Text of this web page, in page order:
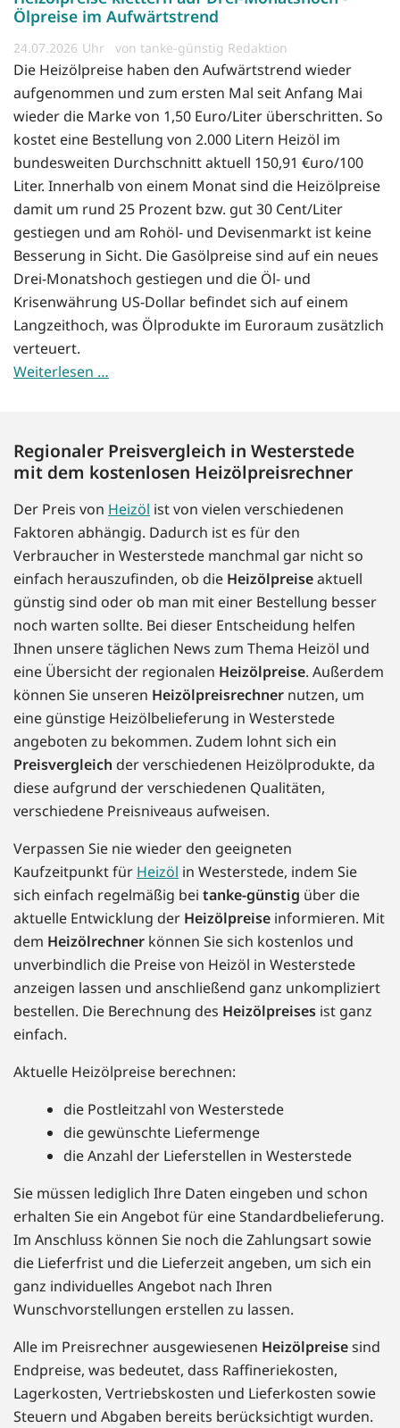
Ölpreise im Aufwärtstrend
24.07.2026 von tanke-günstig Redaktion
Die Heizölpreise haben den Aufwärtstrend wieder
aufgenommen und zum ersten Mal seit Anfang Mai
wieder die Marke von 1,50 Euro/Liter überschritten. So
kostet eine Bestellung von 2.000 Litern Heizöl im
bundesweiten Durchschnitt aktuell 150,91 €uro/100
Liter. Innerhalb von einem Monat sind die Heizölpreise
damit um rund 25 Prozent bzw. gut 30 Cent/Liter
gestiegen und am Rohöl- und Devisenmarkt ist keine
Besserung in Sicht. Die Gasölpreise sind auf ein neues
Drei-Monatshoch gestiegen und die Öl- und
Krisenwährung US-Dollar befindet sich auf einem
Langzeithoch, was Ölprodukte im Euroraum zusätzlich
verteuert.
Weiterlesen …
Regionaler Preisvergleich in Westerstede
mit dem kostenlosen Heizölpreisrechner
Der Preis von Heizöl ist von vielen verschiedenen
Faktoren abhängig. Dadurch ist es für den
Verbraucher in Westerstede manchmal gar nicht so
einfach herauszufinden, ob die Heizölpreiseaktuell
günstig sind oder ob man mit einer Bestellung besser
noch warten sollte. Bei dieser Entscheidung helfen
Ihnen unsere täglichen News zum Thema Heizöl und
eine Übersicht der regionalen Heizölpreise. Außerdem
können Sie unseren Heizölpreisrechner nutzen, um
eine günstige Heizölbelieferung in Westerstede
angeboten zu bekommen. Zudem lohnt sich ein
Preisvergleich der verschiedenen Heizölprodukte, da
diese aufgrund der verschiedenen Qualitäten,
verschiedene Preisniveaus aufweisen.
Verpassen Sie nie wieder den geeigneten
Kaufzeitpunkt für Heizöl in Westerstede, indem Sie
sich einfach regelmäßig bei tanke-günstig über die
aktuelle Entwicklung der Heizölpreise informieren. Mit
dem Heizölrechner können Sie sich kostenlos und
unverbindlich die Preise von Heizöl in Westerstede
anzeigen lassen und anschließend ganz unkompliziert
bestellen. Die Berechnung des Heizölpreises ist ganz
einfach.
Aktuelle Heizölpreise berechnen:
die Postleitzahl von Westerstede
die gewünschte Liefermenge
die Anzahl der Lieferstellen in Westerstede
Sie müssen lediglich Ihre Daten eingeben und schon
erhalten Sie ein Angebot für eine Standardbelieferung.
Im Anschluss können Sie noch die Zahlungsart sowie
die Lieferfrist und die Lieferzeit angeben, um sich ein
ganz individuelles Angebot nach Ihren
Wunschvorstellungen erstellen zu lassen.
Alle im Preisrechner ausgewiesenen Heizölpreisesind
Endpreise, was bedeutet, dass Raffineriekosten,
Lagerkosten, Vertriebskosten und Lieferkosten sowie
Steuern und Abgaben bereits berücksichtigt wurden.